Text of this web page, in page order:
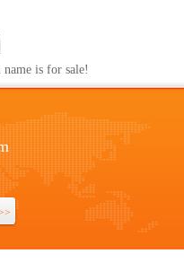
is for sale!